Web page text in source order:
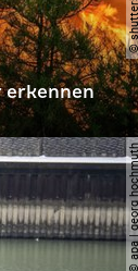
erkennen
© apa |